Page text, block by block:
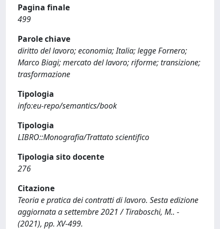
Pagina finale
499
Parole chiave
diritto del lavoro; economia; Italia; legge Fornero;
Marco Biagi; mercato del lavoro; riforme; transizione;
trasformazione
Tipologia
info:eu-repo/semantics/book
Tipologia
LIBRO::Monografia/Trattato scientifico
Tipologia sito docente
276
Citazione
Teoria e pratica dei contratti di lavoro. Sesta edizione
aggiornata a settembre 2021 / Tiraboschi, M.. -
(2021), pp. XV-499.